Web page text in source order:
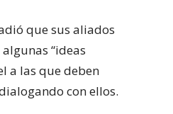
que sus aliados
“ideas
a las que deben
con ellos.